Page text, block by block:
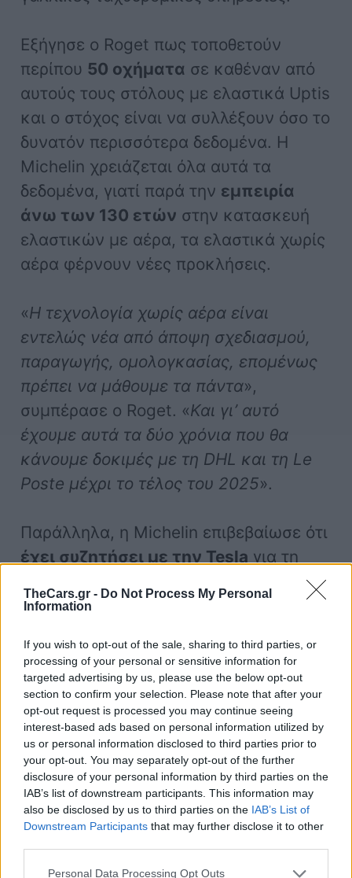
TheCars.gr - Do Not Process My Personal
Information
If you wish to opt-out of the sale, sharing to third parties, or
processing of your personal or sensitive information for
targeted advertising by us, please use the below opt-out
section to confirm your selection. Please note that after your
opt-out request is processed you may continue seeing
interest-based ads based on personal information utilized by
us or personal information disclosed to third parties prior to
your opt-out. You may separately opt-out of the further
disclosure of your personal information by third parties on the
IAB’s list of downstream participants. This information may
also be disclosed by us to third parties on the IAB’s List of
Downstream Participants that may further disclose it to other
Personal Data Processing Opt Outs
Εξήγησε ο Roget πως τοποθετούν
περίπου 50 οχήματα σε καθέναν από
αυτούς τους στόλους με ελαστικά Uptis
και ο στόχος είναι να συλλέξουν όσο το
δυνατόν περισσότερα δεδομένα. Η
Michelin χρειάζεται όλα αυτά τα
δεδομένα, γιατί παρά την εμπειρία
άνω των 130 ετών στην κατασκευή
ελαστικών με αέρα, τα ελαστικά χωρίς
αέρα φέρνουν νέες προκλήσεις.
«Η τεχνολογία χωρίς αέρα είναι
εντελώς νέα από άποψη σχεδιασμού,
παραγωγής, ομολογκασίας, επομένως
πρέπει να μάθουμε τα πάντα»,
συμπέρασε ο Roget. «Και γι’ αυτό
έχουμε αυτά τα δύο χρόνια που θα
κάνουμε δοκιμές με τη DHL και τη Le
Poste μέχρι το τέλος του 2025».
Παράλληλα, η Michelin επιβεβαίωσε ότι
έχει συζητήσει με την Tesla για τη
ασύρματη φόρτιση των ηλεκτρικών
μια άλλη ιδανική τεχνολογία αυτόματης
λειτουργίας κατάλληλη για τα
μελλοντικάTesla Robotaxis.
Ο Roget επισημαίνει ότι το Uptis
παραμένει σε μορφή πρωτοτύπου και
τεχνικά δεν είναι έτοιμο για χρήση
στους δρόμους, αλλά η Michelin έχει
εξαίρεση για να μπορέσει να τα
τοποθετήσει σεδοκιμαστική χρήση.